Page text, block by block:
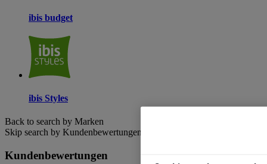
ibis budget
ibis Styles
Back to search by Marken
Skip search by Kundenbewertungen
Kundenbewertungen